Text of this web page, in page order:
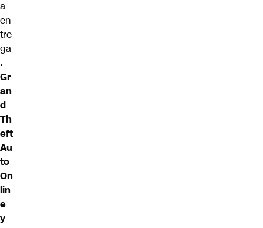
a
en
tre
ga
.
Gr
an
d
Th
eft
Au
to
On
lin
e
y